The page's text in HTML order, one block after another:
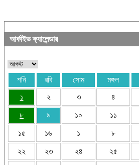
আর্কাইভ ক্যালেন্ডার
শনি রবি সোম মঙ্গল
১
২ ৩ ৪
৮ ৯ ১০ ১১
১৫ ১৬ ১ ৮
২২ ২৩ ২৪ ২৫